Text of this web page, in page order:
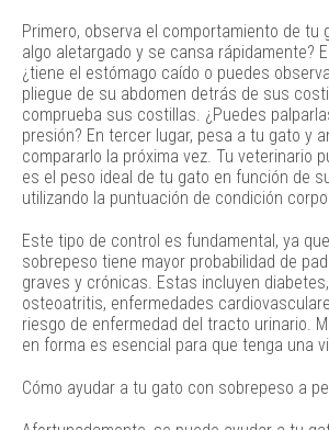
Primero, observa el comportamiento de tu
algo aletargado y se cansa rápidamente?
¿tiene el estómago caído o puedes
pliegue de su abdomen detrás de sus
comprueba sus costillas. ¿Puedes
presión? En tercer lugar, pesa a tu gato y
compararlo la próxima vez. Tu veterinario
es el peso ideal de tu gato en función de
utilizando la puntuación de condición
Este tipo de control es fundamental, ya
sobrepeso tiene mayor probabilidad de
graves y crónicas. Estas incluyen
osteoatritis, enfermedades
riesgo de enfermedad del tracto urinario.
en forma es esencial para que tenga una
Cómo ayudar a tu gato con sobrepeso a